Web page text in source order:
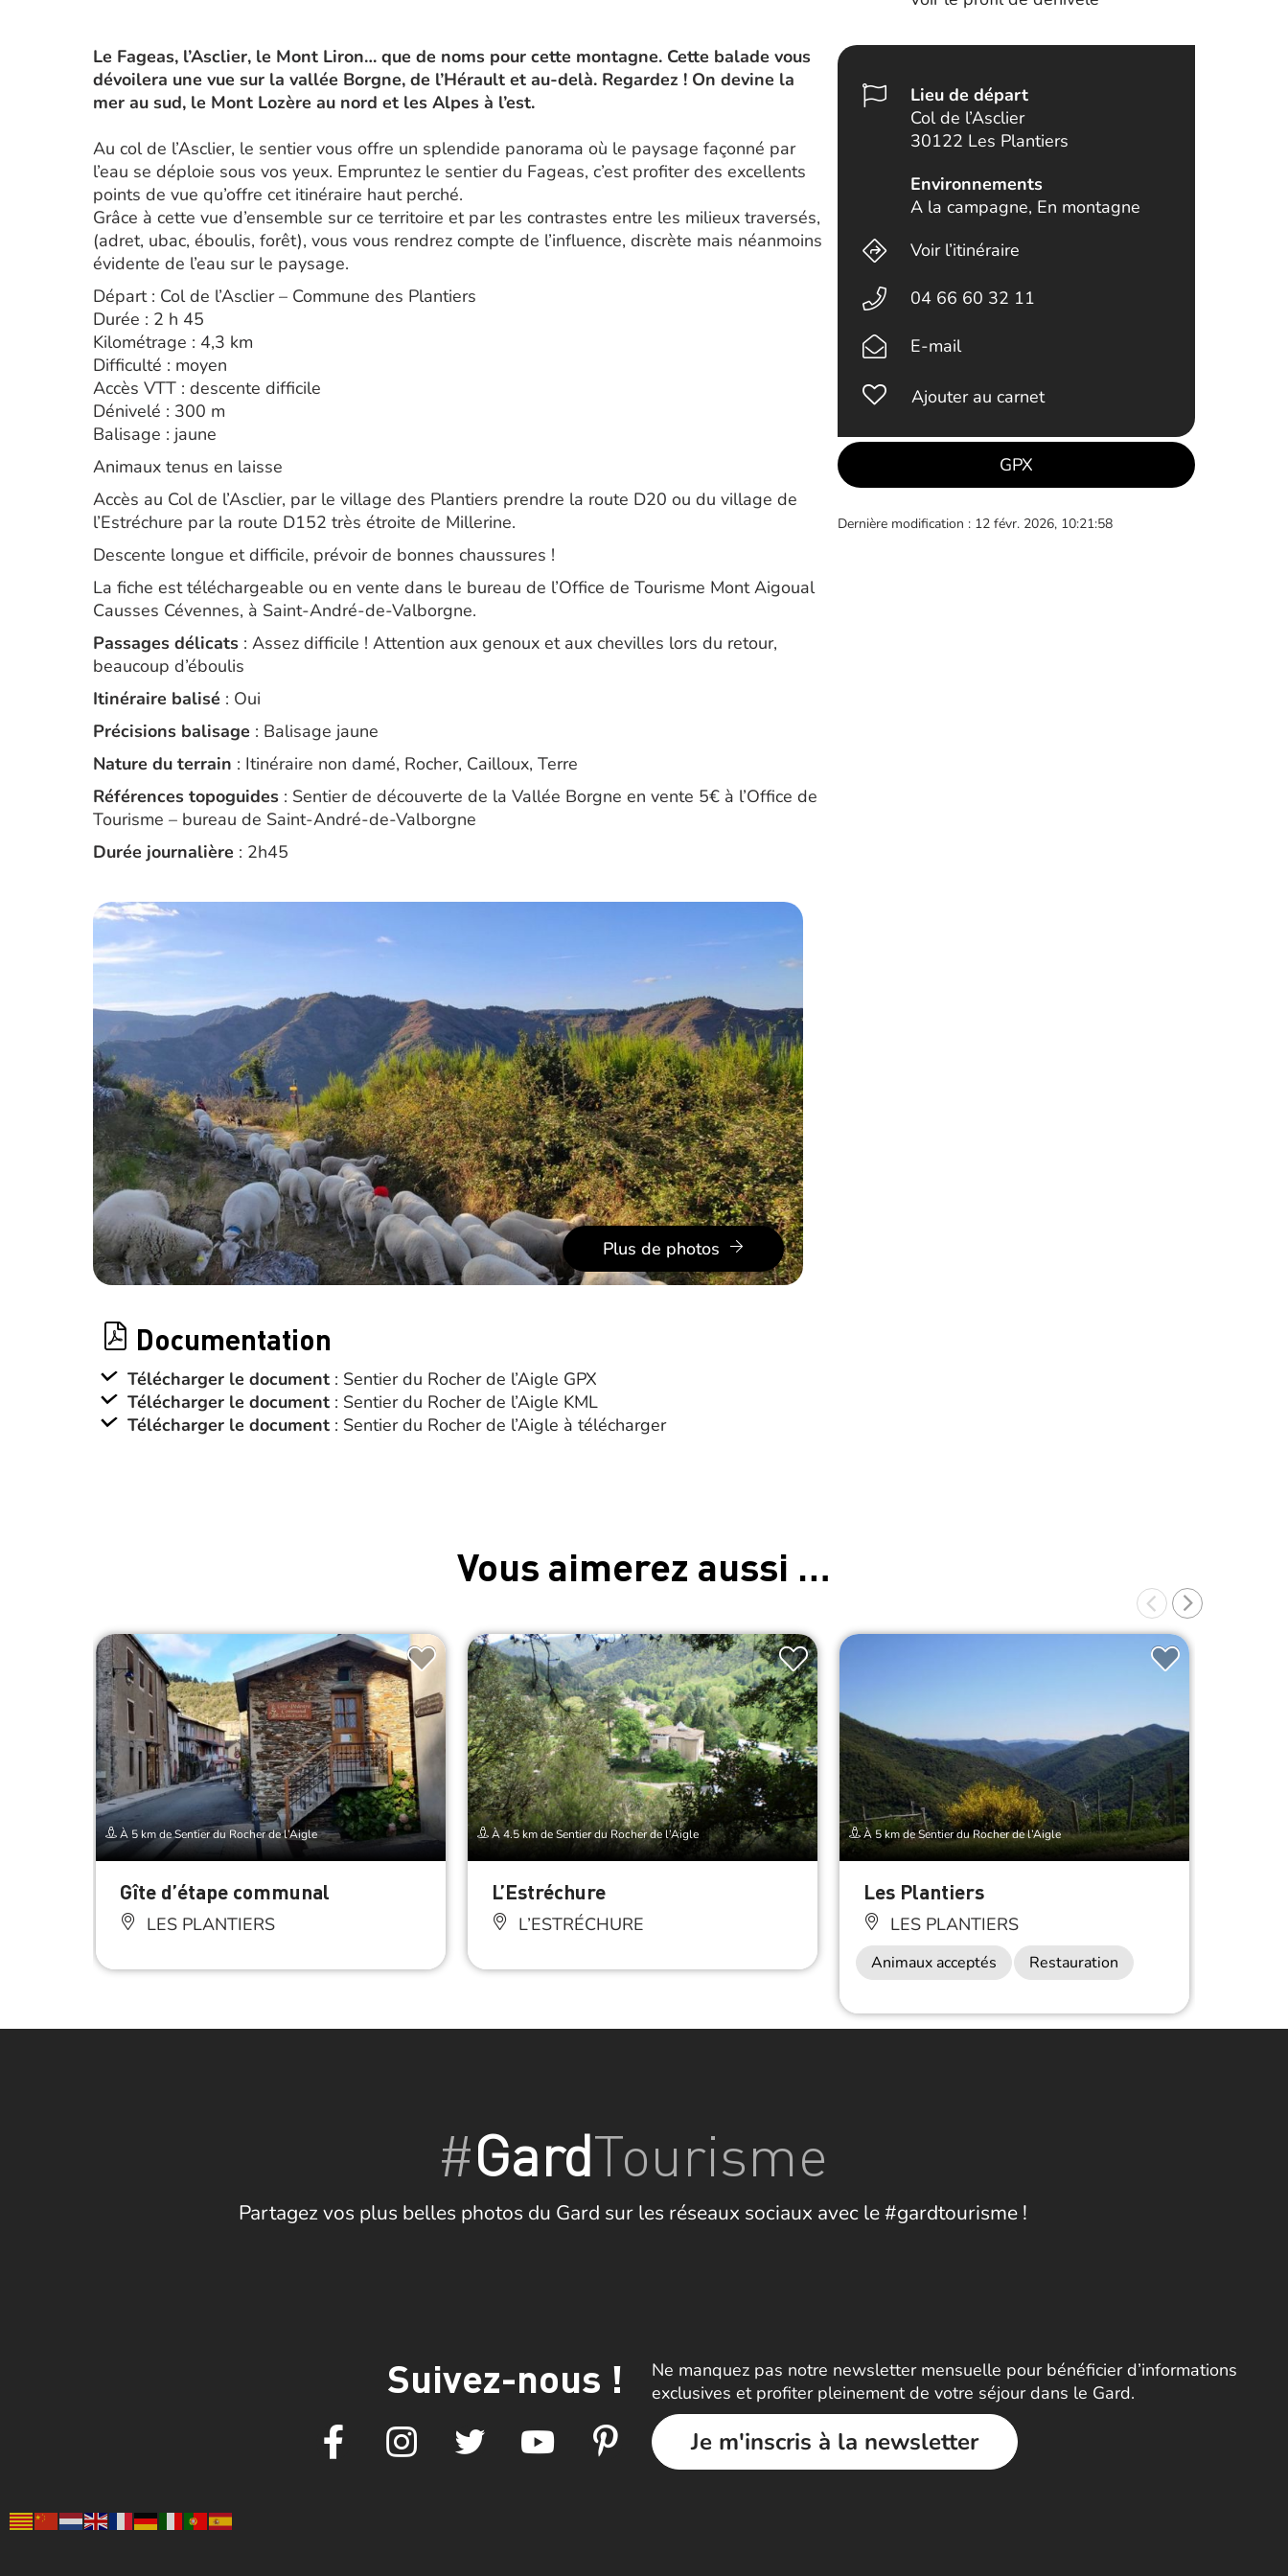
Le Fageas, l’Asclier, le Mont Liron… que de noms pour cette montagne. Cette balade vous
dévoilera une vue sur la vallée Borgne, de l’Hérault et au-delà. Regardez ! On devine la
mer au sud, le Mont Lozère au nord et les Alpes à l’est.
Au col de l’Asclier, le sentier vous offre un splendide panorama où le paysage façonné par
l’eau se déploie sous vos yeux. Empruntez le sentier du Fageas, c’est profiter des excellents
points de vue qu’offre cet itinéraire haut perché.
Grâce à cette vue d’ensemble sur ce territoire et par les contrastes entre les milieux traversés,
(adret, ubac, éboulis, forêt), vous vous rendrez compte de l’influence, discrète mais néanmoins
évidente de l’eau sur le paysage.
Départ : Col de l’Asclier – Commune des Plantiers
Durée : 2 h 45
Kilométrage : 4,3 km
Difficulté : moyen
Accès VTT : descente difficile
Dénivelé : 300 m
Balisage : jaune
Animaux tenus en laisse
Accès au Col de l’Asclier, par le village des Plantiers prendre la route D20 ou du village de
l’Estréchure par la route D152 très étroite de Millerine.
Descente longue et difficile, prévoir de bonnes chaussures !
La fiche est téléchargeable ou en vente dans le bureau de l’Office de Tourisme Mont Aigoual
Causses Cévennes, à Saint-André-de-Valborgne.
Passages délicats : Assez difficile ! Attention aux genoux et aux chevilles lors du retour,
beaucoup d’éboulis
Itinéraire balisé : Oui
Précisions balisage : Balisage jaune
Nature du terrain : Itinéraire non damé, Rocher, Cailloux, Terre
Références topoguides : Sentier de découverte de la Vallée Borgne en vente 5€ à l’Office de
Tourisme – bureau de Saint-André-de-Valborgne
Durée journalière : 2h45
Plus de photos
Documentation
Télécharger le document : Sentier du Rocher de l’Aigle GPX
Télécharger le document : Sentier du Rocher de l’Aigle KML
Télécharger le document : Sentier du Rocher de l’Aigle à télécharger
Lieu de départ
Col de l’Asclier
30122 Les Plantiers
Environnements
A la campagne, En montagne
Voir l’itinéraire
04 66 60 32 11
E-mail
Ajouter au carnet
GPX
Dernière modification : 12 févr. 2026, 10:21:58
Vous aimerez aussi …
À 5 km de Sentier du Rocher de l’Aigle
Gîte d’étape communal
LES PLANTIERS
À 4.5 km de Sentier du Rocher de l’Aigle
L’Estréchure
L’ESTRÉCHURE
À 5 km de Sentier du Rocher de l’Aigle
Les Plantiers
LES PLANTIERS
Animaux acceptés Restauration
#GardTourisme
Partagez vos plus belles photos du Gard sur les réseaux sociaux avec le #gardtourisme !
Suivez-nous !
Ne manquez pas notre newsletter mensuelle pour bénéficier d’informations
exclusives et profiter pleinement de votre séjour dans le Gard.
Je m'inscris à la newsletter